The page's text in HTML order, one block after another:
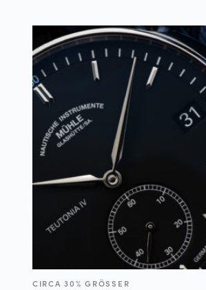
CIRCA 30% GRÖSSER